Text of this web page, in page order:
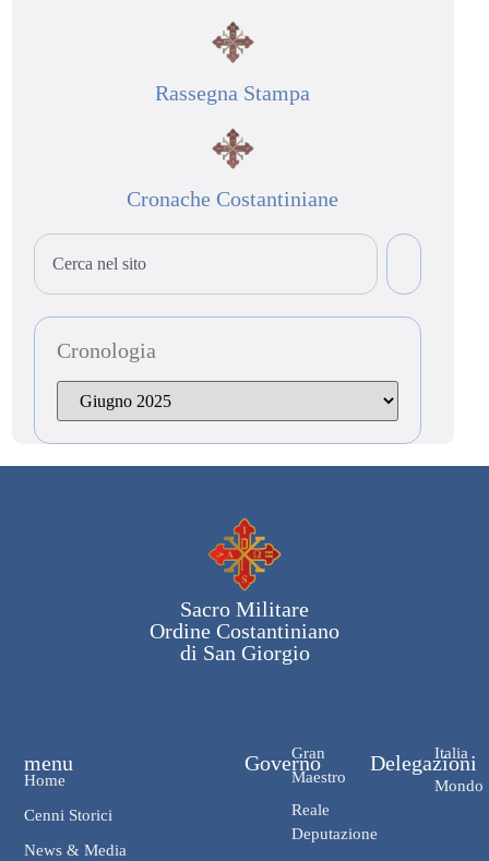
Rassegna Stampa
Cronache Costantiniane
Cronologia
Sacro Militare
Ordine Costantiniano
di San Giorgio
Governo
Gran
Maestro
Reale
Deputazione
Delegazioni
Italia
Mondo
menu
Home
Cenni Storici
News & Media